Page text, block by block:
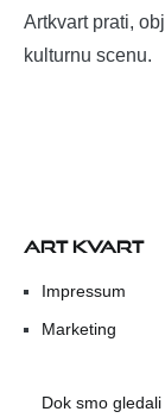
Artkvart prati,
kulturnu scenu.
ART KVART
Impressum
Marketing
Dok smo